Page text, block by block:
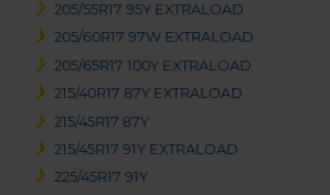
205/55R17 95Y EXTRALOAD
205/60R17 97W EXTRALOAD
205/65R17 100Y EXTRALOAD
215/40R17 87Y EXTRALOAD
215/45R17 87Y
215/45R17 91Y EXTRALOAD
225/45R17 91Y